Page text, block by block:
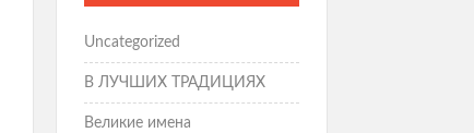
Uncategorized
В ЛУЧШИХ ТРАДИЦИЯХ
Великие имена